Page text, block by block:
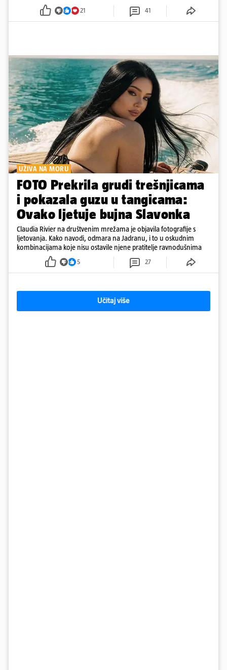
21 41
UŽIVA NA MORU
FOTO Prekrila grudi trešnjicama
i pokazala guzu u tangicama:
Ovako ljetuje bujna Slavonka
Claudia Rivier na društvenim mrežama je objavila fotografije s
ljetovanja. Kako navodi, odmara na Jadranu, i to u oskudnim
kombinacijama koje nisu ostavile njene pratitelje ravnodušnima
5 27
Učitaj više